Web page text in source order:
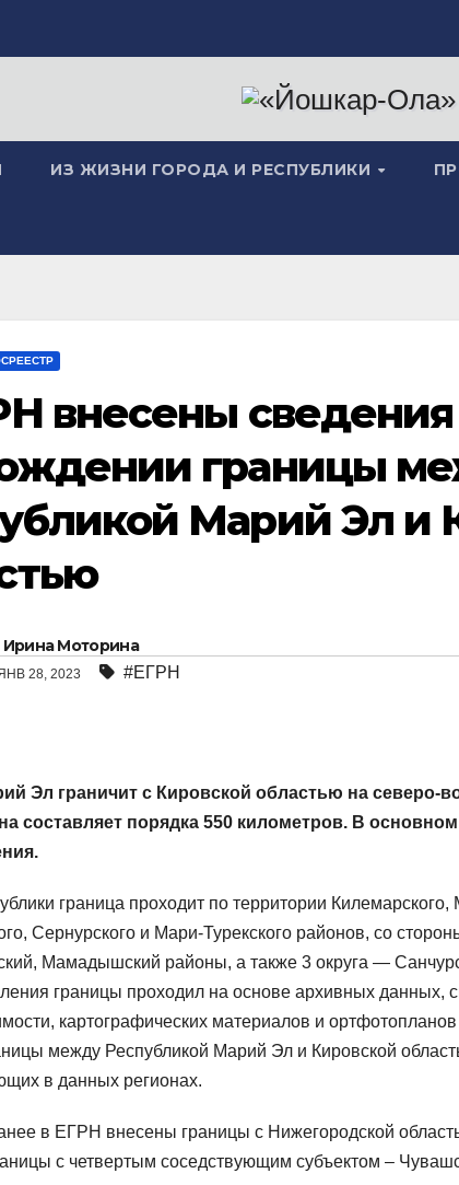
ИЗ ЖИЗНИ ГОРОДА И РЕСПУБЛИКИ
внесены
границы
Марий Эл и
Ирина Моторина
28, 2023 #ЕГРН
Эл граничит с Кировской областью на северо-
составляет порядка 550 километров. В
граница проходит по территории
Сернурского и Мари-Турекского районов, со
Мамадышский районы, а также 3 округа —
границы проходил на основе архивных данных,
картографических материалов и
между Республикой Марий Эл и Кировской
в данных регионах.
в ЕГРН внесены границы с Нижегородской
с четвертым соседствующим субъектом –